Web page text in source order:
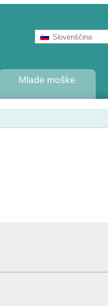
Slovenščina
Mlade moške